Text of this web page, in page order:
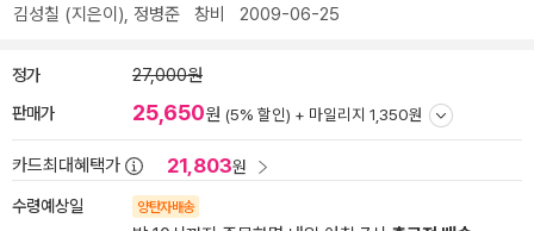
김성칠 (지은이), 정병준 창비 2009-06-25
정가 27,000원
판매가 25,650원 (5% 할인) + 마일리지 1,350원
카드최대혜택가 21,803원
수령예상일 양탄자배송